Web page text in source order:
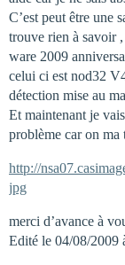
C’est peut être une
trouve rien à savoir
ware 2009
celui ci est nod32
détection mise au
Et maintenant je
problème car on ma
http://
jpg
merci d’avance à
Edité le 04/08/2009